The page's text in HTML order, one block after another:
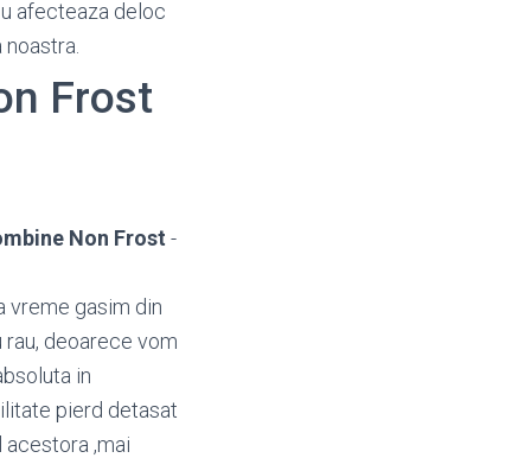
afecteaza deloc
Frost
Non Frost -
vreme gasim din
deoarece vom
in
pierd detasat
,mai